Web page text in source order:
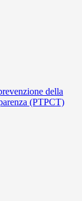
della
(PTPCT)